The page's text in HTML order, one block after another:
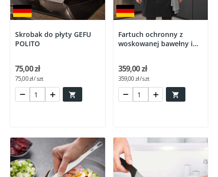
Skrobak do płyty GEFU
POLITO

75,00 zł
75,00 zł / szt
Fartuch ochronny z
woskowanej bawełny i

359,00 zł
359,00 zł / szt